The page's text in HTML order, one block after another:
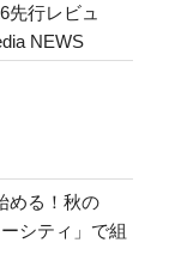
先行レビュ
NEWS
める！秋の
シティ」で組